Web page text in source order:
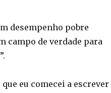
desempenho pobre
campo de verdade para
eu comecei a escrever